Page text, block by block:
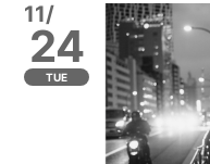
11/
24
TUE